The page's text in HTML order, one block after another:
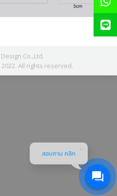
Co.,Ltd.
All rights reserved.
สอบถาม คลิก